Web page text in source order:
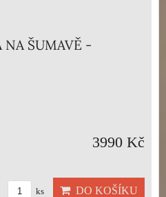
ŠUMAVĚ -
3990 Kč
ks DO KOŠÍKU